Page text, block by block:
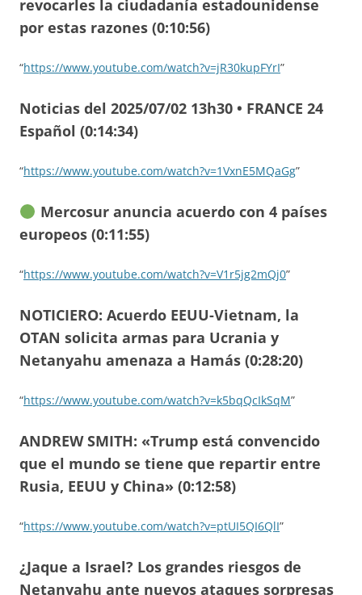
revocarles la ciudadanía estadounidense
por estas razones (0:10:56)
“https://www.youtube.com/watch?v=jR30kupFYrI”
Noticias del 2025/07/02 13h30 • FRANCE 24
Español (0:14:34)
“https://www.youtube.com/watch?v=1VxnE5MQaGg”
Mercosur anuncia acuerdo con 4 países
europeos (0:11:55)
“https://www.youtube.com/watch?v=V1r5jg2mQj0”
NOTICIERO: Acuerdo EEUU-Vietnam, la
OTAN solicita armas para Ucrania y
Netanyahu amenaza a Hamás (0:28:20)
“https://www.youtube.com/watch?v=k5bqQcIkSqM”
ANDREW SMITH: «Trump está convencido
que el mundo se tiene que repartir entre
Rusia, EEUU y China» (0:12:58)
“https://www.youtube.com/watch?v=ptUI5QI6QlI”
¿Jaque a Israel? Los grandes riesgos de
Netanyahu ante nuevos ataques sorpresas